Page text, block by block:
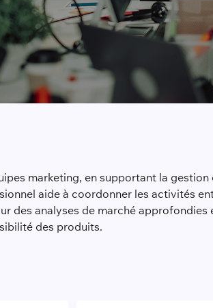
marketing, en supportant la
aide à coordonner les activités
des analyses de marché
des produits.